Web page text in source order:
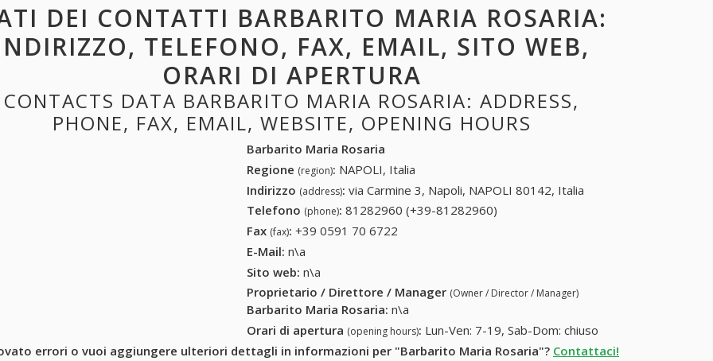
DEI CONTATTI BARBARITO MARIA ROSARIA:
TELEFONO, FAX, EMAIL, SITO WEB,
ORARI DI APERTURA
CONTACTS DATA BARBARITO MARIA ROSARIA: ADDRESS,
PHONE, FAX, EMAIL, WEBSITE, OPENING HOURS
Barbarito Maria Rosaria
Regione (region): NAPOLI, Italia
Indirizzo (address): via Carmine 3, Napoli, NAPOLI 80142, Italia
Telefono (phone): 81282960 (+39-81282960)
Fax (fax): +39 0591 70 6722
E-Mail: n\a
Sito web: n\a
Proprietario / Direttore / Manager (Owner / Director / Manager)
Barbarito Maria Rosaria: n\a
Orari di apertura (opening hours): Lun-Ven: 7-19, Sab-Dom: chiuso
errori o vuoi aggiungere ulteriori dettagli in informazioni per "Barbarito Maria Rosaria"? Contattaci!